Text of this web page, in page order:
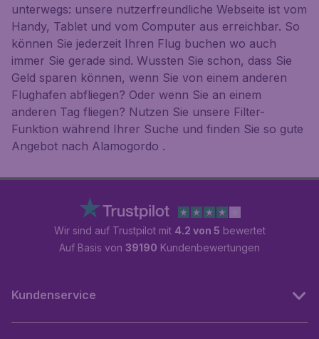
unterwegs: unsere nutzerfreundliche Webseite ist vom
Handy, Tablet und vom Computer aus erreichbar. So
können Sie jederzeit Ihren Flug buchen wo auch
immer Sie gerade sind. Wussten Sie schon, dass Sie
Geld sparen können, wenn Sie von einem anderen
Flughafen abfliegen? Oder wenn Sie an einem
anderen Tag fliegen? Nutzen Sie unsere Filter-
Funktion während Ihrer Suche und finden Sie so gute
Angebot nach Alamogordo .
Wir sind auf Trustpilot mit 4.2 von 5 bewertet
Auf Basis von 39190 Kundenbewertungen
Kundenservice